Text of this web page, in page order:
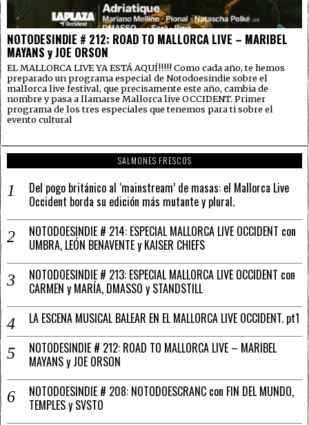
NOTODESINDIE # 212: ROAD TO MALLORCA LIVE – MARIBEL
MAYANS y JOE ORSON
EL MALLORCA LIVE YA ESTÁ AQUÍ!!!!! Como cada año, te hemos
preparado un programa especial de Notodoesindie sobre el
mallorca live festival, que precisamente este año, cambia de
nombre y pasa a llamarse Mallorca live OCCIDENT. Primer
programa de los tres especiales que tenemos para ti sobre el
evento cultural
SALMONES FRESCOS
Del pogo británico al ‘mainstream’ de masas: el Mallorca Live
Occident borda su edición más mutante y plural.
NOTODOESINDIE # 214: ESPECIAL MALLORCA LIVE OCCIDENT con
UMBRA, LEÓN BENAVENTE y KAISER CHIEFS
NOTODOESINDIE # 213: ESPECIAL MALLORCA LIVE OCCIDENT con
CARMEN y MARÍA, DMASSO y STANDSTILL
LA ESCENA MUSICAL BALEAR EN EL MALLORCA LIVE OCCIDENT. pt1
NOTODESINDIE # 212: ROAD TO MALLORCA LIVE – MARIBEL
MAYANS y JOE ORSON
NOTODOESINDIE # 208: NOTODOESCRANC con FIN DEL MUNDO,
TEMPLES y SVSTO